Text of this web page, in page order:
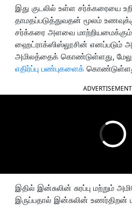
இது குடலில் உள்ள சர்க்கரையை
தாமதப்படுத்துவதன் மூலம்
சர்க்கரை அளவை மாற்றியமைக்கும்
ஹைட்ராக்ஸிஸ்லூசின்
அமிலத்தைக் கொண்டுள்ளது,
எதிர்ப்பு பண்புகளைக்
ADVERTISEMENT
இதில் இன்சுலின் சுரப்பு மற்றும்
இருப்பதால் இன்சுலின் உணர்திறன்